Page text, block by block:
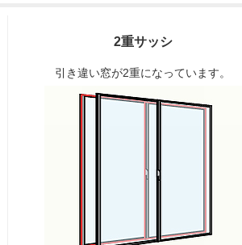
2重サッシ
引き違い窓が2重になっています。